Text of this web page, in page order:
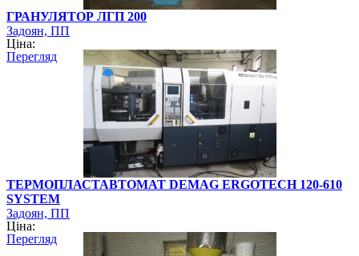
ГРАНУЛЯТОР ЛГП 200
Задоян, ПП
Ціна:
Перегляд
ТЕРМОПЛАСТАВТОМАТ DEMAG ERGOTECH 120-610
SYSTEM
Задоян, ПП
Ціна:
Перегляд